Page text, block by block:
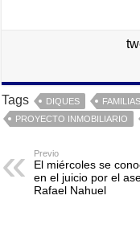
Tags DIQUES
PROYECTO INMOBILIARIO
Previo
El miércoles se
en el juicio por el
Rafael Nahuel